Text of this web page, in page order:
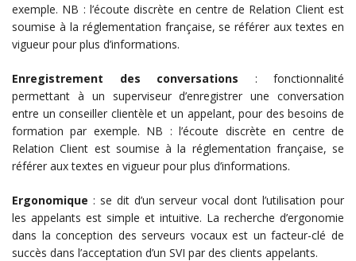
exemple. NB : l’écoute discrète en centre de Relation Client est
soumise à la réglementation française, se référer aux textes en
vigueur pour plus d’informations.
Enregistrement des conversations : fonctionnalité
permettant à un superviseur d’enregistrer une conversation
entre un conseiller clientèle et un appelant, pour des besoins de
formation par exemple. NB : l’écoute discrète en centre de
Relation Client est soumise à la réglementation française, se
référer aux textes en vigueur pour plus d’informations.
Ergonomique : se dit d’un serveur vocal dont l’utilisation pour
les appelants est simple et intuitive. La recherche d’ergonomie
dans la conception des serveurs vocaux est un facteur-clé de
succès dans l’acceptation d’un SVI par des clients appelants.